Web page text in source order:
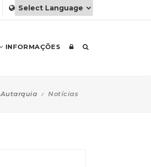
INFORMAÇÕES
Autarquia Notícias